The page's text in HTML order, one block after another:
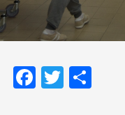
Facebook
Twitter